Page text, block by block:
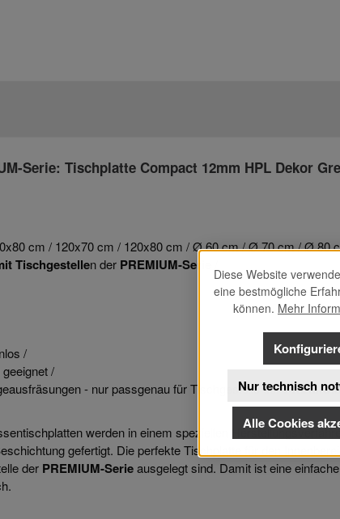
Serie: Tischplatte Compact 12mm HPL Dekor
cm / 120x70 cm / 120x80 cm / Ø 60 cm / Ø 70 cm / Ø 80
Tischgestellen der PREMIUM-Serie
/
/
- nur passgenau für Tischgestelle der
werden in einem speziellen
gefertigt. Die perfekte Tischplatte für den
der PREMIUM-Serieausgelegt sind. Damit ist eine
Diese Website
eine bestmögliche
können. Mehr
Nur technisch
Alle Cookies